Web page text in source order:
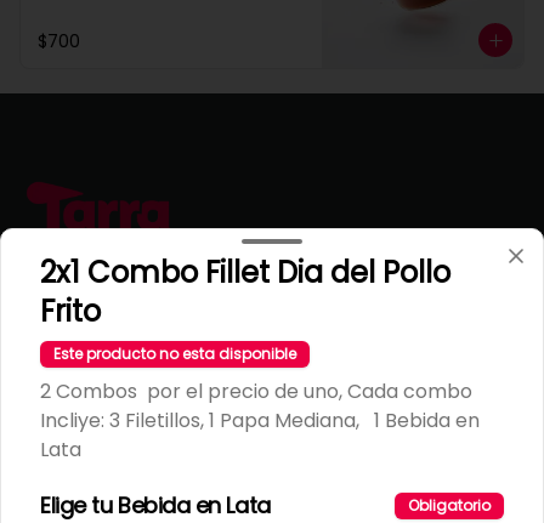
$700
Conócenos
Escríbenos
T&C Tarragona
Política de privacidad
2x1 Combo Fillet Dia del Pollo
Frito
Este producto no esta disponible
2 Combos por el precio de uno, Cada combo
Incliye: 3 Filetillos, 1 Papa Mediana, 1 Bebida en
Lata
Elige tu Bebida en Lata Obligatorio